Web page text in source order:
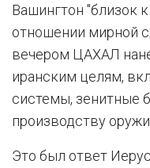
Вашингтон "близок
отношении мирной
вечером ЦАХАЛ
иранским целям,
системы, зенитные
производству
Это был ответ